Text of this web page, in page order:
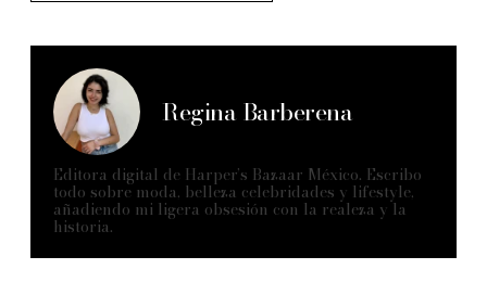
Regina Barberena
Editora digital de Harper’s Bazaar México. Escribo
todo sobre moda, belleza celebridades y lifestyle,
añadiendo mi ligera obsesión con la realeza y la
historia.